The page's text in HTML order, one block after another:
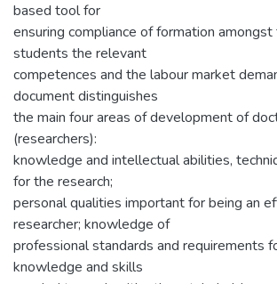
based tool for
ensuring compliance of formation
students the relevant
competences and the labour market
document distinguishes
the main four areas of development of
(researchers):
knowledge and intellectual abilities,
for the research;
personal qualities important for being an
researcher; knowledge of
professional standards and requirements
knowledge and skills